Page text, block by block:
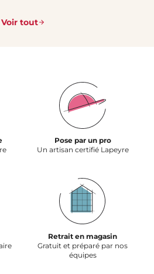
Voir tout
Pose par un pro
Un artisan certifié Lapeyre
Retrait en magasin
Gratuit et préparé par nos
équipes